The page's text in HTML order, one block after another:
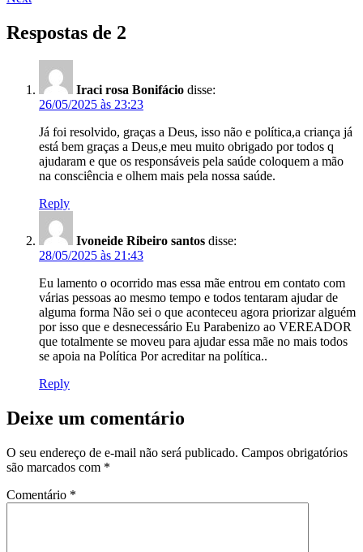
Respostas de 2
Iraci rosa Bonifácio disse:
26/05/2025 às 23:23
Já foi resolvido, graças a Deus, isso não e política,a criança já
está bem graças a Deus,e meu muito obrigado por todos q
ajudaram e que os responsáveis pela saúde coloquem a mão
na consciência e olhem mais pela nossa saúde.
Reply
Ivoneide Ribeiro santos disse:
28/05/2025 às 21:43
Eu lamento o ocorrido mas essa mãe entrou em contato com
várias pessoas ao mesmo tempo e todos tentaram ajudar de
alguma forma Não sei o que aconteceu agora priorizar alguém
por isso que e desnecessário Eu Parabenizo ao VEREADOR
que totalmente se moveu para ajudar essa mãe no mais todos
se apoia na Política Por acreditar na política..
Reply
Deixe um comentário
O seu endereço de e-mail não será publicado. Campos obrigatórios
são marcados com *
Comentário *